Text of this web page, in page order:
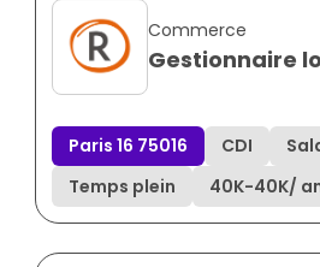
Commerce
Gestionnaire
Paris 16 75016 CDI
Temps plein
40K-40K/